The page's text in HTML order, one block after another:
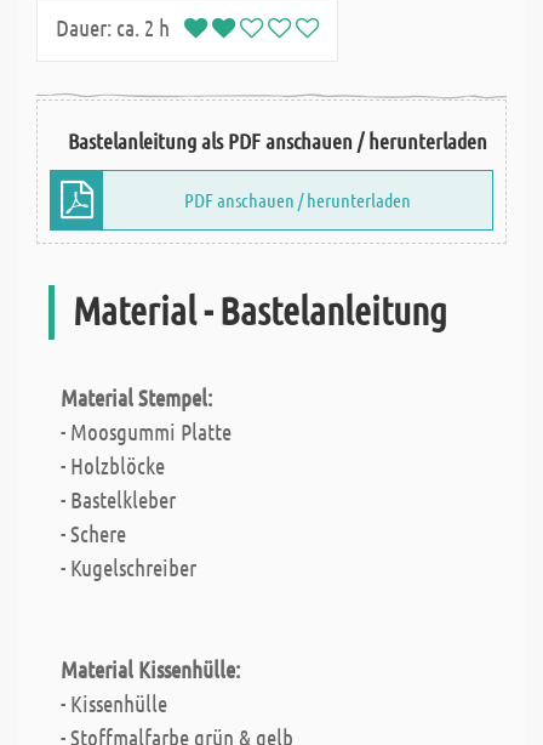
Dauer: ca. 2 h
Bastelanleitung als PDF anschauen / herunterladen
PDF anschauen / herunterladen
Material - Bastelanleitung
Material Stempel:
- Moosgummi Platte
- Holzblöcke
- Bastelkleber
- Schere
- Kugelschreiber
Material Kissenhülle:
- Kissenhülle
- Stoffmalfarbe grün & gelb